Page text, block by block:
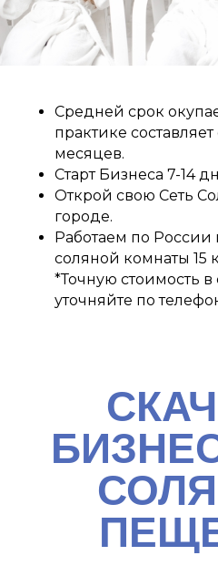
Средней срок
практике составляет
месяцев.
Старт Бизнеса 7-14
Открой свою Сеть
городе.
Работаем по России
соляной комнаты 15
*Точную стоимость
уточняйте по